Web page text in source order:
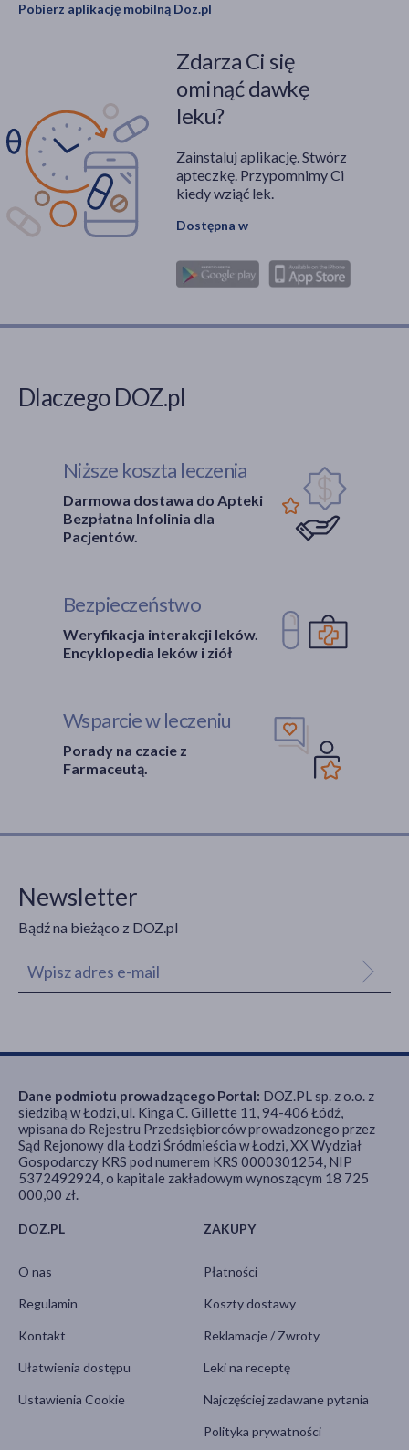
Pobierz aplikację mobilną Doz.pl
Zdarza Ci się
ominąć dawkę
leku?
Zainstaluj aplikację. Stwórz
apteczkę. Przypomnimy Ci
kiedy wziąć lek.
Dostępna w
Dlaczego DOZ.pl
Niższe koszta leczenia
Darmowa dostawa do Apteki
Bezpłatna Infolinia dla
Pacjentów.
Bezpieczeństwo
Weryfikacja interakcji leków.
Encyklopedia leków i ziół
Wsparcie w leczeniu
Porady na czacie z
Farmaceutą.
Newsletter
Bądź na bieżąco z DOZ.pl
DOZ.PL
O nas
Regulamin
Kontakt
Ułatwienia dostępu
Ustawienia Cookie
ZAKUPY
Płatności
Koszty dostawy
Reklamacje / Zwroty
Leki na receptę
Najczęściej zadawane pytania
Polityka prywatności
Dane podmiotu prowadzącego Portal: DOZ.PL sp. z o.o. z
siedzibą w Łodzi, ul. Kinga C. Gillette 11, 94-406 Łódź,
wpisana do Rejestru Przedsiębiorców prowadzonego przez
Sąd Rejonowy dla Łodzi Śródmieścia w Łodzi, XX Wydział
Gospodarczy KRS pod numerem KRS 0000301254, NIP
5372492924, o kapitale zakładowym wynoszącym 18 725
000,00 zł.